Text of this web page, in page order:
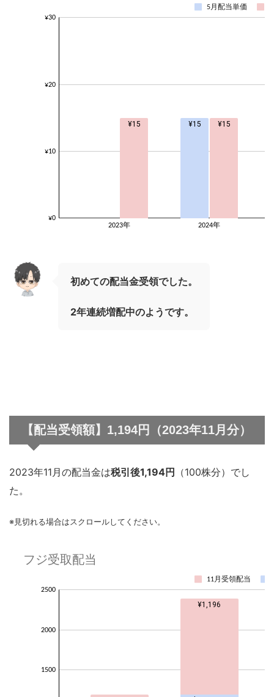
初めての配当金受領でした。
2年連続増配中のようです。
【配当受領額】1,194円（2023年11月分）
2023年11月の配当金は税引後1,194円 （100株分）でし
た。
※見切れる場合はスクロールしてください。